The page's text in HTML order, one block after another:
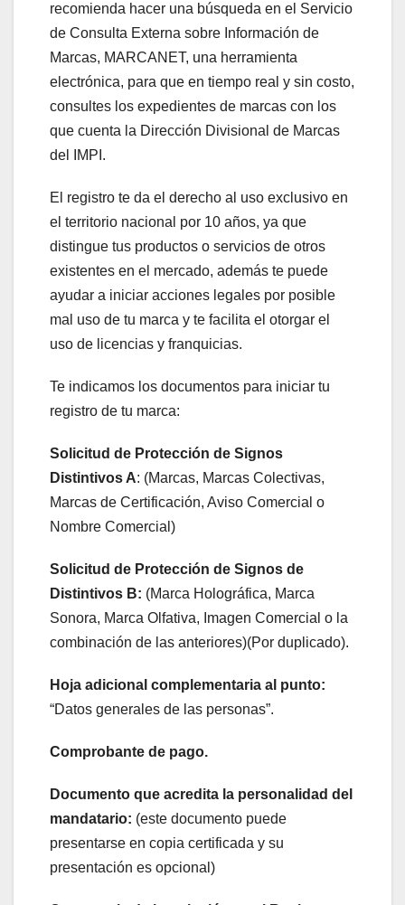
recomienda hacer una búsqueda en el Servicio
de Consulta Externa sobre Información de
Marcas, MARCANET, una herramienta
electrónica, para que en tiempo real y sin costo,
consultes los expedientes de marcas con los
que cuenta la Dirección Divisional de Marcas
del IMPI.
El registro te da el derecho al uso exclusivo en
el territorio nacional por 10 años, ya que
distingue tus productos o servicios de otros
existentes en el mercado, además te puede
ayudar a iniciar acciones legales por posible
mal uso de tu marca y te facilita el otorgar el
uso de licencias y franquicias.
Te indicamos los documentos para iniciar tu
registro de tu marca:
Solicitud de Protección de Signos
Distintivos A: (Marcas, Marcas Colectivas,
Marcas de Certificación, Aviso Comercial o
Nombre Comercial)
Solicitud de Protección de Signos de
Distintivos B: (Marca Holográfica, Marca
Sonora, Marca Olfativa, Imagen Comercial o la
combinación de las anteriores)(Por duplicado).
Hoja adicional complementaria al punto:
“Datos generales de las personas”.
Comprobante de pago.
Documento que acredita la personalidad del
mandatario: (este documento puede
presentarse en copia certificada y su
presentación es opcional)